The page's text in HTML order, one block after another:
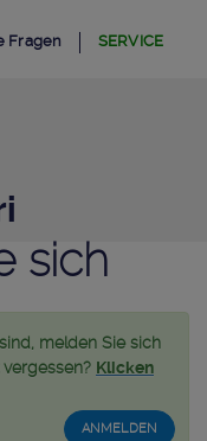
Fragen SERVICE
sich
melden Sie sich
Klicken
ANMELDEN